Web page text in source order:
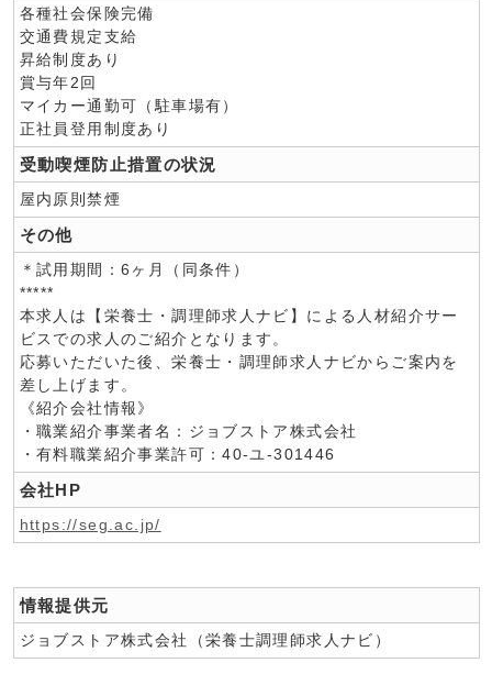
各種社会保険完備
交通費規定支給
昇給制度あり
賞与年2回
マイカー通勤可（駐車場有）
正社員登用制度あり
受動喫煙防止措置の状況
屋内原則禁煙
その他
＊試用期間：6ヶ月（同条件）
*****
本求人は【栄養士・調理師求人ナビ】による人材紹介サー
ビスでの求人のご紹介となります。
応募いただいた後、栄養士・調理師求人ナビからご案内を
差し上げます。
《紹介会社情報》
・職業紹介事業者名：ジョブストア株式会社
・有料職業紹介事業許可：40-ユ-301446
会社HP
https://seg.ac.jp/
情報提供元
ジョブストア株式会社（栄養士調理師求人ナビ）